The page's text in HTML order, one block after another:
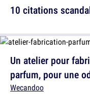
Un atelier pour
parfum, pour une
Wecandoo
10 citations